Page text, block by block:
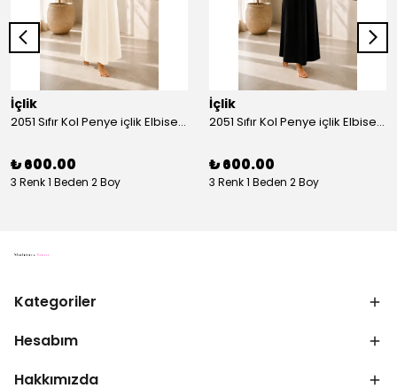
İçlik
2051 Sıfır Kol Penye içlik Elbise - Ekru
₺ 600.00
3 Renk 1 Beden 2 Boy
İçlik
2051 Sıfır Kol Penye içlik Elbise - Siyah
₺ 600.00
3 Renk 1 Beden 2 Boy
Kategoriler
Hesabım
Hakkımızda